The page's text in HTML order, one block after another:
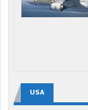
USA